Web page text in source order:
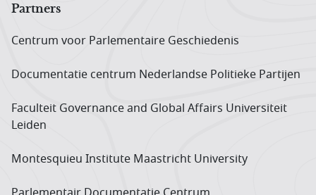
Partners
Centrum voor Parlementaire Geschiedenis
Documentatie centrum Neder­landse Politieke Partijen
Faculteit Governance and Global Affairs Universiteit
Leiden
Montesquieu Institute Maastricht University